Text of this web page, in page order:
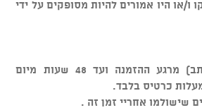
ו/או היו אמורים להיות מסופקים על ידי
הזמנה שתבוטל (בכתב) מרגע ההזמנה ועד 48 שעות מיום
שישולמו אחריי זמן זה .